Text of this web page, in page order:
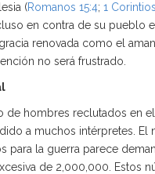
(Romanos 15:4; 1
en contra de su pueblo
renovada como el
no será frustrado.
de hombres reclutados en
a muchos intérpretes. El
para la guerra parece
de 2,000,000. Estos